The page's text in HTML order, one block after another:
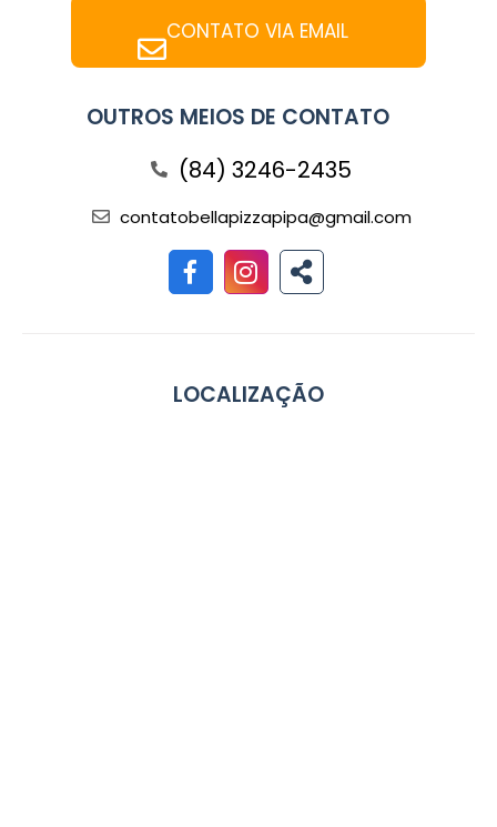
CONTATO VIA EMAIL
OUTROS MEIOS DE CONTATO
(84) 3246-2435
contatobellapizzapipa@gmail.com
LOCALIZAÇÃO